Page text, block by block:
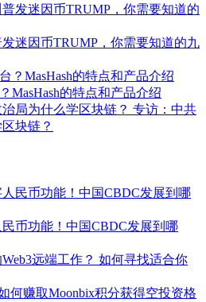
迷因币TRUMP，你需要知道的九
MasHash的特点和产品介绍
专访：中共
块链？
币功能！中国CBDC发展到哪
如何寻找适合你